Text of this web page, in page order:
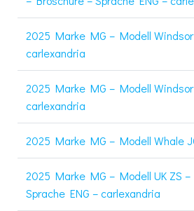
2025 Marke MG – Modell
carlexandria
2025 Marke MG – Modell
carlexandria
2025 Marke MG – Modell Whale
2025 Marke MG – Modell UK ZS
Sprache ENG – carlexandria